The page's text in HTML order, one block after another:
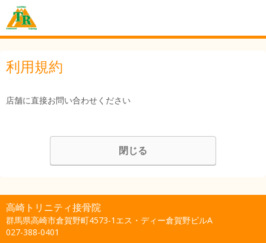
利用規約
店舗に直接お問い合わせください
閉じる
高崎トリニティ接骨院
群馬県高崎市倉賀野町4573-1エス・ディー倉賀野ビルA
027-388-0401